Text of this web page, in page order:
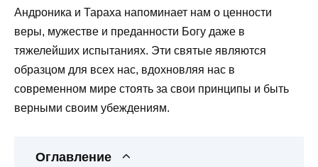
Андроника и Тараха напоминает нам о ценности
веры, мужестве и преданности Богу даже в
тяжелейших испытаниях. Эти святые являются
образцом для всех нас, вдохновляя нас в
современном мире стоять за свои принципы и быть
верными своим убеждениям.
Оглавление